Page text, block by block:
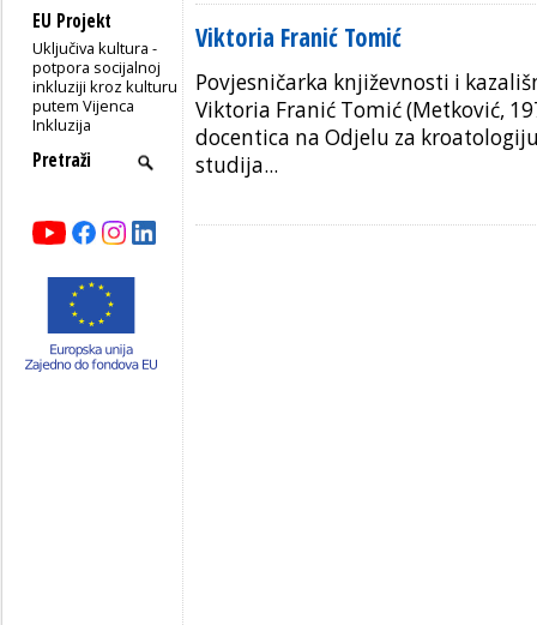
EU Projekt
Uključiva kultura -
potpora socijalnoj
inkluziji kroz kulturu
putem Vijenca
Inkluzija
Viktoria Franić Tomić
Povjesničarka književnosti i
Viktoria Franić Tomić (Metković,
docentica na Odjelu za
studija...